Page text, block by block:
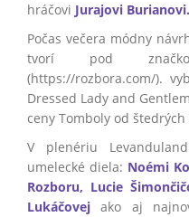
hráčovi Jurajovi Burianovi.
Počas večera módny
tvorí pod
(https://rozbora.com/).
Dressed Lady and
ceny Tomboly od štedrých
V plenériu
umelecké diela: Noémi
Rozboru, Lucie
Lukáčovejako aj